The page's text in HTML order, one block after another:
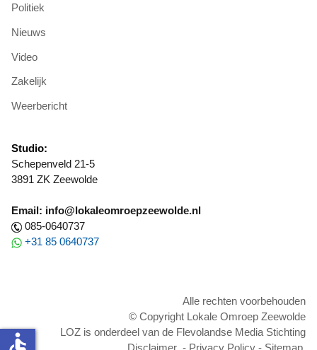
Politiek
Nieuws
Video
Zakelijk
Weerbericht
Studio:
Schepenveld 21-5
3891 ZK Zeewolde
Email: info@lokaleomroepzeewolde.nl
085-0640737
+31 85 0640737
Alle rechten voorbehouden
© Copyright Lokale Omroep Zeewolde
LOZ is onderdeel van de Flevolandse Media Stichting
accessible